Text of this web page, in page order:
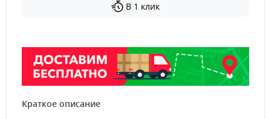
В 1 клик
Краткое описание